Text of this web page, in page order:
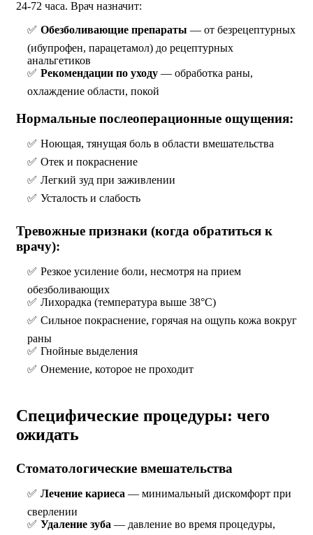
24-72 часа. Врач назначит:
Обезболивающие препараты — от безрецептурных
(ибупрофен, парацетамол) до рецептурных
анальгетиков
Рекомендации по уходу— обработка раны,
охлаждение области, покой
Нормальные послеоперационные ощущения:
Ноющая, тянущая боль в области вмешательства
Отек и покраснение
Легкий зуд при заживлении
Усталость и слабость
Тревожные признаки (когда обратиться к
врачу):
Резкое усиление боли, несмотря на прием
обезболивающих
Лихорадка (температура выше 38°C)
Сильное покраснение, горячая на ощупь кожа вокруг
раны
Гнойные выделения
Онемение, которое не проходит
Специфические процедуры: чего
ожидать
Стоматологические вмешательства
Лечение кариеса — минимальный дискомфорт при
сверлении
Удаление зуба — давление во время процедуры,